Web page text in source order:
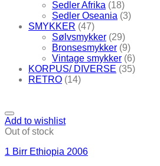
Sedler Afrika (18)
Sedler Oseania (3)
SMYKKER (47)
Sølvsmykker (29)
Bronsesmykker (9)
Vintage smykker (6)
KORPUS/ DIVERSE (35)
RETRO (14)
Add to wishlist
Out of stock
1 Birr Ethiopia 2006